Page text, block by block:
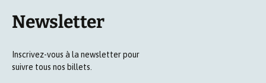
Newsletter
Inscrivez-vous à la newsletter pour
suivre tous nos billets.